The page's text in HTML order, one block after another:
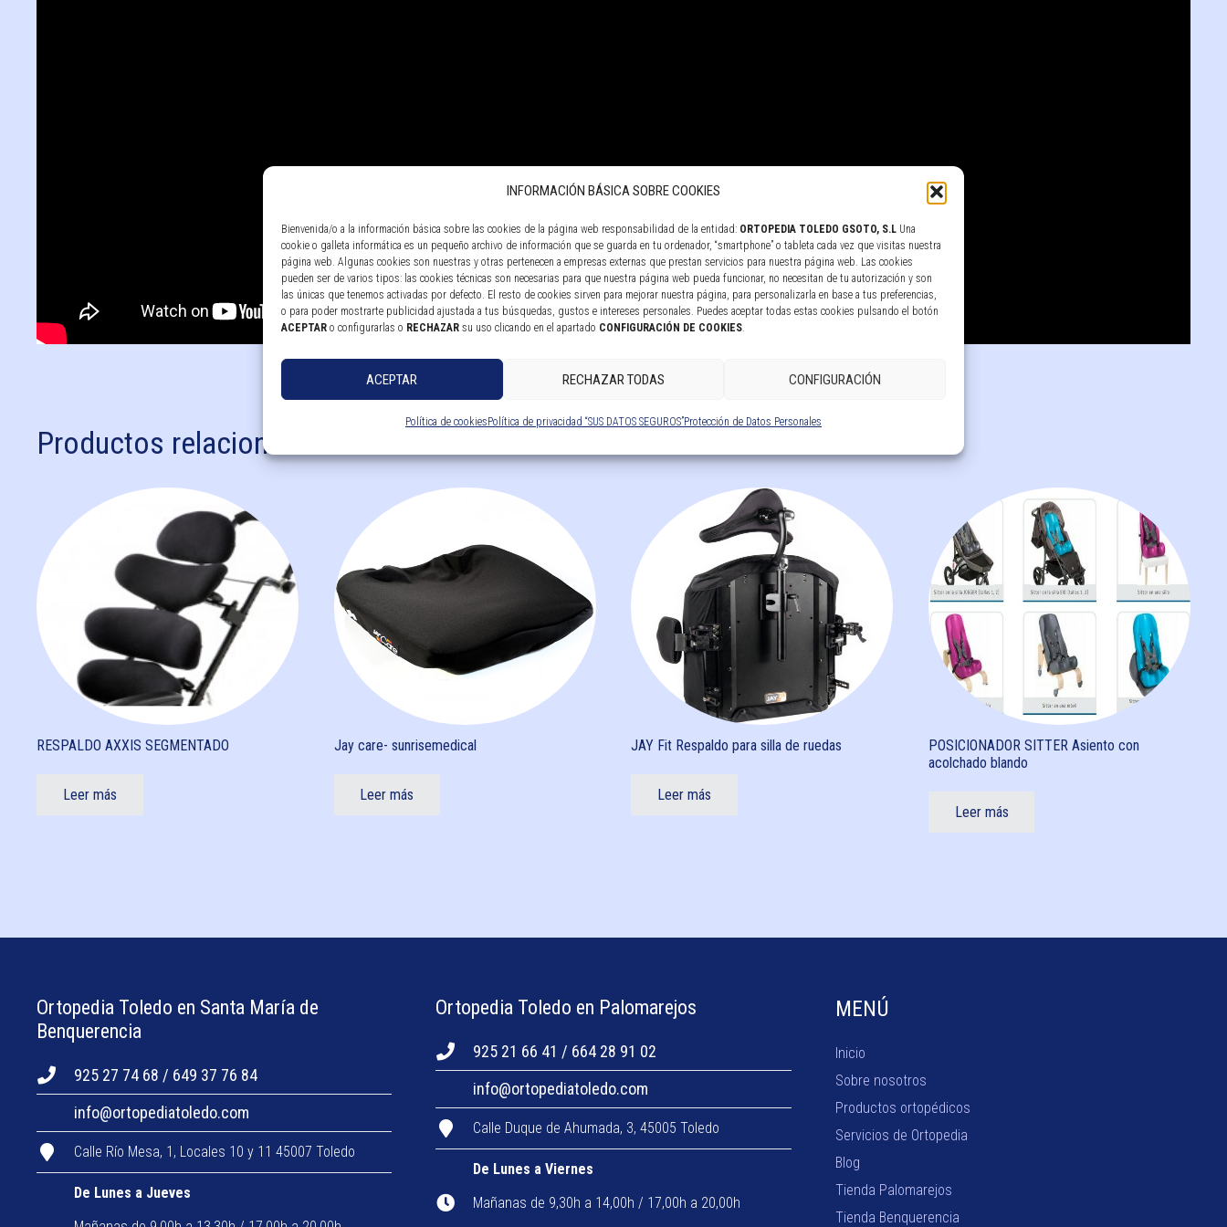
INFORMACIÓN BÁSICA SOBRE COOKIES
Bienvenida/o a la información básica sobre las cookies de la página web responsabilidad de la entidad: ORTOPEDIA TOLEDO GSOTO, S.L Una
cookie o galleta informática es un pequeño archivo de información que se guarda en tu ordenador, “smartphone” o tableta cada vez que visitas nuestra
página web. Algunas cookies son nuestras y otras pertenecen a empresas externas que prestan servicios para nuestra página web. Las cookies
pueden ser de varios tipos: las cookies técnicas son necesarias para que nuestra página web pueda funcionar, no necesitan de tu autorización y son
las únicas que tenemos activadas por defecto. El resto de cookies sirven para mejorar nuestra página, para personalizarla en base a tus preferencias,
o para poder mostrarte publicidad ajustada a tus búsquedas, gustos e intereses personales. Puedes aceptar todas estas cookies pulsando el botón
ACEPTAR o configurarlas o RECHAZAR su uso clicando en el apartado CONFIGURACIÓN DE COOKIES.
ACEPTAR RECHAZAR TODAS CONFIGURACIÓN
Política de cookiesPolítica de privacidad “SUS DATOS SEGUROS”Protección de Datos Personales
Productos relacionados
RESPALDO AXXIS SEGMENTADO
Leer más
Jay care- sunrisemedical
Leer más
JAY Fit Respaldo para silla de ruedas
Leer más
POSICIONADOR SITTER Asiento con
acolchado blando
Leer más
Ortopedia Toledo en Santa María de
Benquerencia
925 27 74 68 / 649 37 76 84
info@ortopediatoledo.com
Calle Río Mesa, 1, Locales 10 y 11 45007 Toledo
De Lunes a Jueves
Ortopedia Toledo en Palomarejos
925 21 66 41 / 664 28 91 02
info@ortopediatoledo.com
Calle Duque de Ahumada, 3, 45005 Toledo
De Lunes a Viernes
Mañanas de 9,30h a 14,00h / 17,00h a 20,00h
MENÚ
Inicio
Sobre nosotros
Productos ortopédicos
Servicios de Ortopedia
Blog
Tienda Palomarejos
Tienda Benquerencia